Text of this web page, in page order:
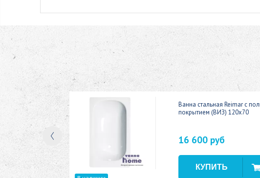
150x70
Ванна стальная Reimar с
покрытием (ВИЗ) 120x70
16 600 руб